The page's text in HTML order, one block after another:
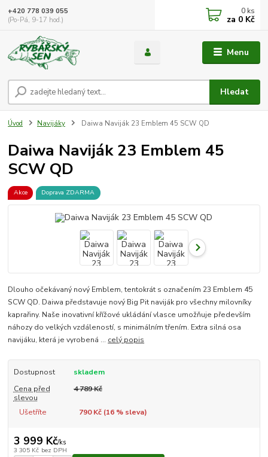
Menu
Hledat
+420 778 039 055
(Po-Pá, 9-17 hod.)
0 ks
za 0 Kč
Úvod Navijáky Daiwa Naviják 23 Emblem 45 SCW QD
Daiwa Naviják 23 Emblem 45
SCW QD
Akce Doprava ZDARMA
Dlouho očekávaný nový Emblem, tentokrát s označením 23 Emblem 45
SCW QD. Daiwa představuje nový Big Pit naviják pro všechny milovníky
kaprařiny. Naše inovativní křížové ukládání vlasce umožňuje především
náhozy do velkých vzdáleností, s minimálním třením. Extra silná osa
navijáku, která je vyrobená ... celý popis
Dostupnost
skladem
Cena před
slevou
4 789 Kč
Ušetříte 790 Kč (16% sleva)
3 999 Kč/ks
3 305 Kč bez DPH